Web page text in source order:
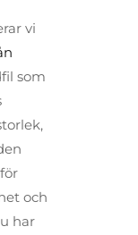
vi
som
och
har